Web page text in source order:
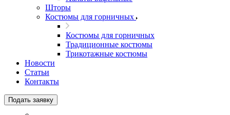
Шторы
Костюмы для горничных
Костюмы для горничных
Традиционные костюмы
Трикотажные костюмы
Новости
Статьи
Контакты
Подать заявку